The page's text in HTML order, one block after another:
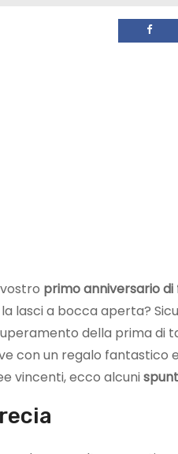
primo anniversario
lasci a bocca aperta?
della prima di
con un regalo fantastico
vincenti, ecco alcuni